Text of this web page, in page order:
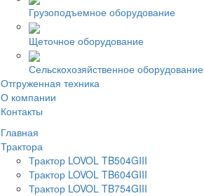
Грузоподъемное оборудование
Щеточное оборудование
Сельскохозяйственное оборудование
Отгруженная техника
О компании
Контакты
Главная
Трактора
Трактор LOVOL TB504GIII
Трактор LOVOL TB604GIII
Трактор LOVOL TB754GIII